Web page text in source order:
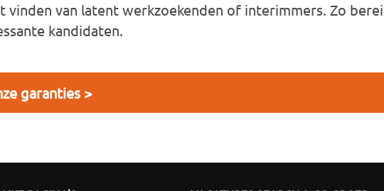
vinden van latent werkzoekenden of interimmers. Zo
kandidaten.
garanties >